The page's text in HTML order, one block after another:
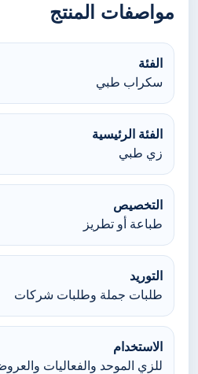
مواصفات المنتج
الفئة
سكراب طبي
الفئة الرئيسية
زي طبي
التخصيص
طباعة أو تطريز
التوريد
طلبات جملة وطلبات شركات
الاستخدام
للزي الموحد والفعاليات